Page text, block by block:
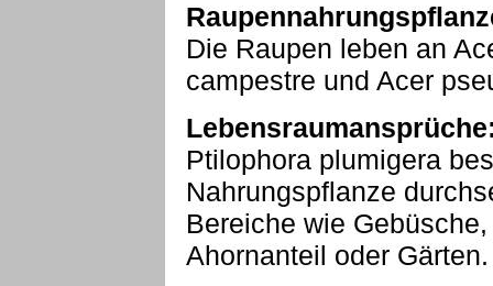
Die Raupen leben an
campestre und Acer
Ptilophora plumigera
Nahrungspflanze
Bereiche wie
Ahornanteil oder Gärten.